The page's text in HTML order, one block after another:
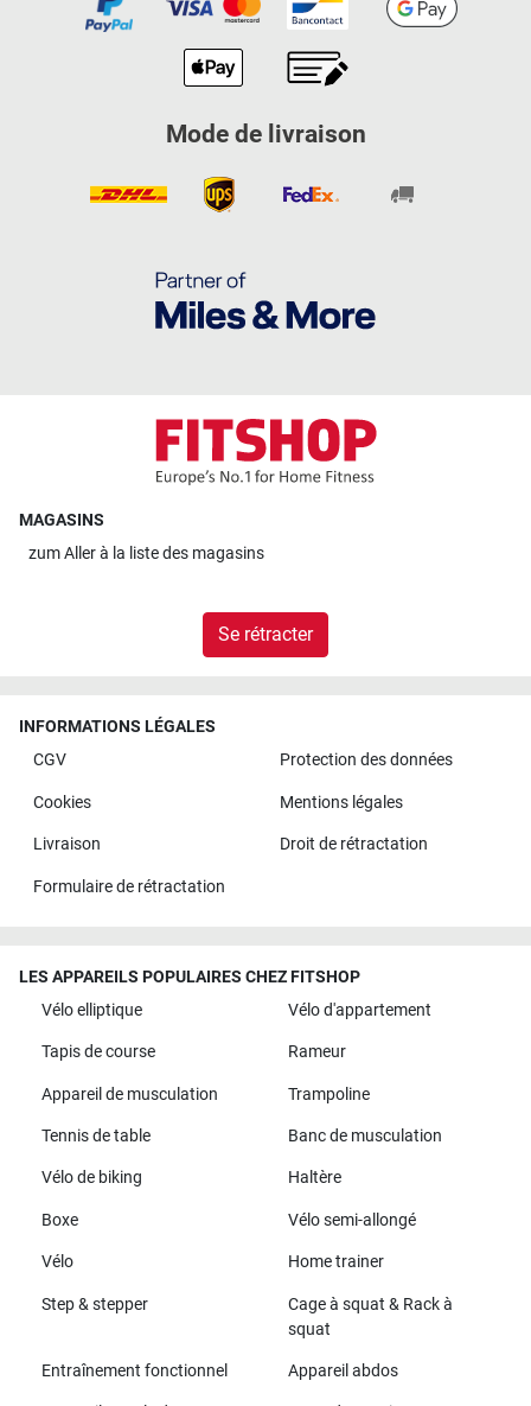
Mode de livraison
MAGASINS
zumAller à la liste des magasins
Se rétracter
INFORMATIONS LÉGALES
CGV
Protection des données
Cookies Mentions légales
Livraison Droit de rétractation
Formulaire de rétractation
LES APPAREILS POPULAIRES CHEZ FITSHOP
Vélo elliptique
Vélo d'appartement
Tapis de course Rameur
Appareil de musculation Trampoline
Tennis de table Banc de musculation
Vélo de biking Haltère
Boxe Vélo semi-allongé
Vélo Home trainer
Step & stepper
Cage à squat & Rack à
squat
Entraînement fonctionnel Appareil abdos